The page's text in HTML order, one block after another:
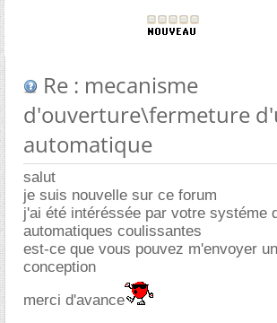
Re : mecanisme
d'ouverture\fermeture
automatique
salut
je suis nouvelle sur ce forum
j'ai été intéréssée par votre systéme
automatiques coulissantes
est-ce que vous pouvez m'envoyer
conception
merci d'avance